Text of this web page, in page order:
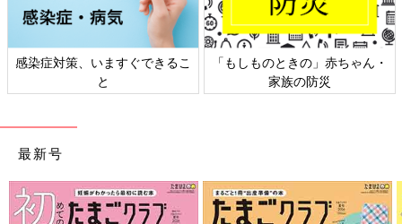
とても無理だと感じていました。三つ子なんて、とても大変だと
容易に想像できました。
そのママは、保健師の訪問を受けた際に、子どもを一時的に預け
るファミリーサポートセンターの利用をすすめられたのですが、
す。報道では、家族はエレベーターのないアパートの4階に住ん
でいて、3人の赤ちゃんを抱っこして階段を下りるのが無理だっ
この事件を知ったときに、私はひとごとではないと思いました。
感染症対策、いますぐできるこ
と
「もしものときの」赤ちゃん・
家族の防災
最新号